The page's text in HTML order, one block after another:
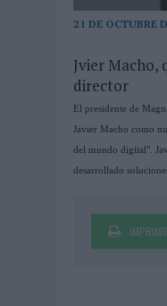
21 DE OCTUBRE
Jvier Macho,
director
El presidente de
Javier Macho como
del mundo digital".
desarrollado